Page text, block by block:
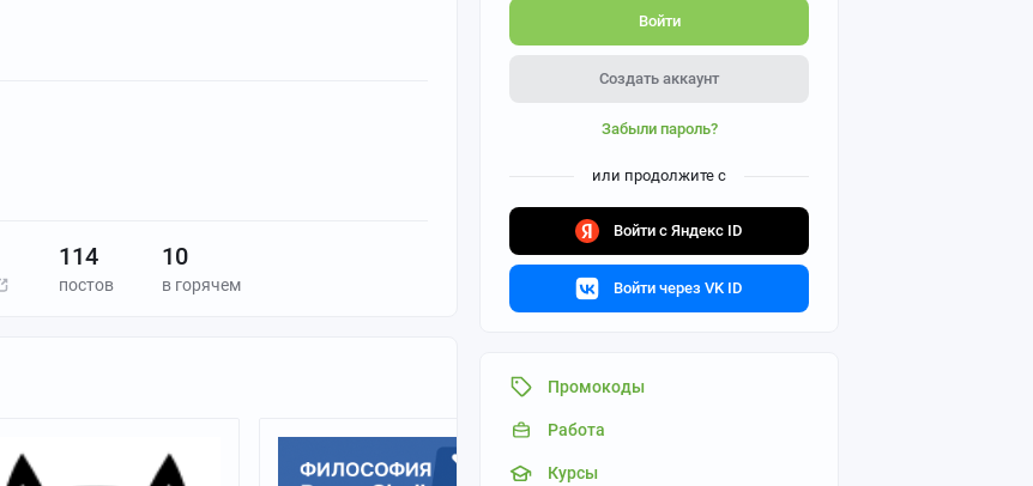
Войти
Создать аккаунт
Забыли пароль?
или продолжите с
Войти с Яндекс ID
Войти через VK ID
Промокоды
Работа
Курсы
114
постов
10
в горячем